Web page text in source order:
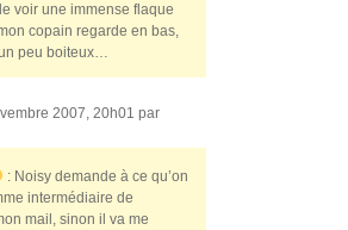
voir une immense flaque
copain regarde en bas,
un peu boiteux…
2007, 20h01 par
: Noisy demande à ce qu’on
intermédiaire de
mail, sinon il va me